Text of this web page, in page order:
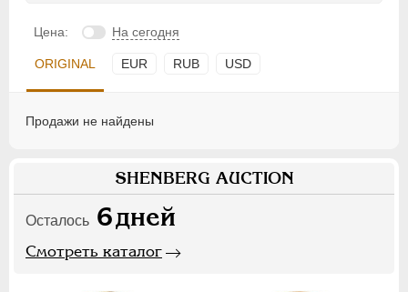
Цена: На сегодня
ORIGINAL EUR RUB USD
Продажи не найдены
SHENBERG AUCTION
Осталось 6дней
Смотреть каталог